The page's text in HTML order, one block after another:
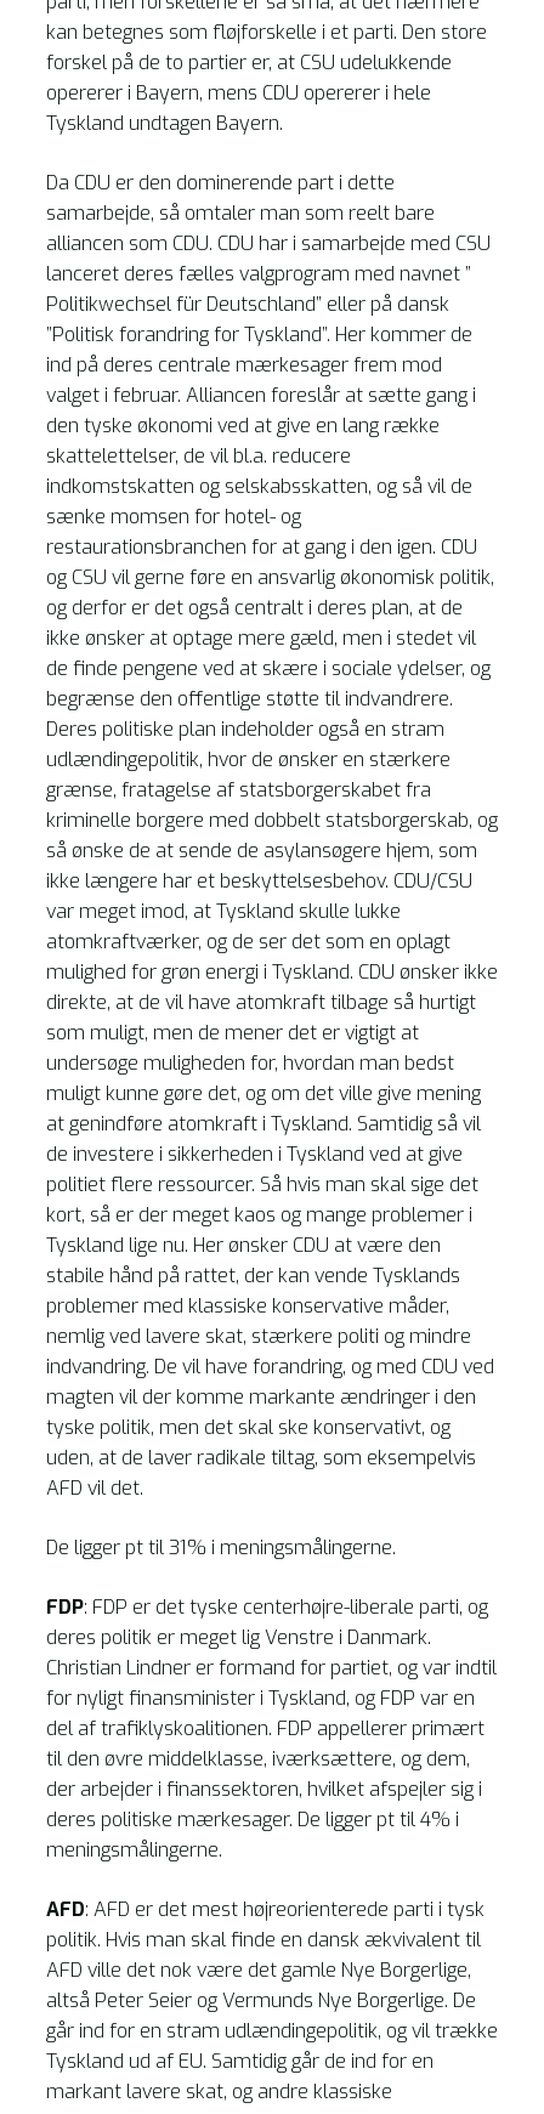
kan betegnes som fløjforskelle i et parti. Den store
forskel på de to partier er, at CSU udelukkende
opererer i Bayern, mens CDU opererer i hele
Tyskland undtagen Bayern.
Da CDU er den dominerende part i dette
samarbejde, så omtaler man som reelt bare
alliancen som CDU. CDU har i samarbejde med CSU
lanceret deres fælles valgprogram med navnet ”
Politikwechsel für Deutschland” eller på dansk
”Politisk forandring for Tyskland”. Her kommer de
ind på deres centrale mærkesager frem mod
valget i februar. Alliancen foreslår at sætte gang i
den tyske økonomi ved at give en lang række
skattelettelser, de vil bl.a. reducere
indkomstskatten og selskabsskatten, og så vil de
sænke momsen for hotel- og
restaurationsbranchen for at gang i den igen. CDU
og CSU vil gerne føre en ansvarlig økonomisk politik,
og derfor er det også centralt i deres plan, at de
ikke ønsker at optage mere gæld, men i stedet vil
de finde pengene ved at skære i sociale ydelser, og
begrænse den offentlige støtte til indvandrere.
Deres politiske plan indeholder også en stram
udlændingepolitik, hvor de ønsker en stærkere
grænse, fratagelse af statsborgerskabet fra
kriminelle borgere med dobbelt statsborgerskab, og
så ønske de at sende de asylansøgere hjem, som
ikke længere har et beskyttelsesbehov. CDU/CSU
var meget imod, at Tyskland skulle lukke
atomkraftværker, og de ser det som en oplagt
mulighed for grøn energi i Tyskland. CDU ønsker ikke
direkte, at de vil have atomkraft tilbage så hurtigt
som muligt, men de mener det er vigtigt at
undersøge muligheden for, hvordan man bedst
muligt kunne gøre det, og om det ville give mening
at genindføre atomkraft i Tyskland. Samtidig så vil
de investere i sikkerheden i Tyskland ved at give
politiet flere ressourcer. Så hvis man skal sige det
kort, så er der meget kaos og mange problemer i
Tyskland lige nu. Her ønsker CDU at være den
stabile hånd på rattet, der kan vende Tysklands
problemer med klassiske konservative måder,
nemlig ved lavere skat, stærkere politi og mindre
indvandring. De vil have forandring, og med CDU ved
magten vil der komme markante ændringer i den
tyske politik, men det skal ske konservativt, og
uden, at de laver radikale tiltag, som eksempelvis
AFD vil det.
De ligger pt til 31% i meningsmålingerne.
FDP: FDP er det tyske centerhøjre-liberale parti, og
deres politik er meget lig Venstre i Danmark.
Christian Lindner er formand for partiet, og var indtil
for nyligt finansminister i Tyskland, og FDP var en
del af trafiklyskoalitionen. FDP appellerer primært
til den øvre middelklasse, iværksættere, og dem,
der arbejder i finanssektoren, hvilket afspejler sig i
deres politiske mærkesager. De ligger pt til 4% i
meningsmålingerne.
AFD: AFD er det mest højreorienterede parti i tysk
politik. Hvis man skal finde en dansk ækvivalent til
AFD ville det nok være det gamle Nye Borgerlige,
altså Peter Seier og Vermunds Nye Borgerlige. De
går ind for en stram udlændingepolitik, og vil trække
Tyskland ud af EU. Samtidig går de ind for en
markant lavere skat, og andre klassiske